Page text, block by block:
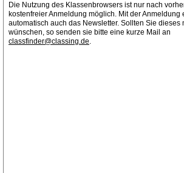
Die Nutzung des Klassenbrowsers ist nur nach
kostenfreier Anmeldung möglich. Mit der Anmeldung
automatisch auch das Newsletter. Sollten Sie dieses
wünschen, so senden sie bitte eine kurze Mail an
classfinder@classing.de.